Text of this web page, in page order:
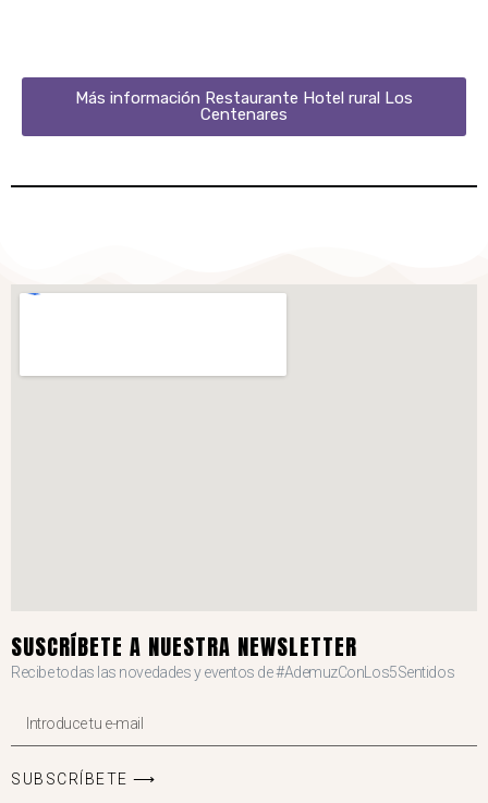
Más información Restaurante Hotel rural Los
Centenares
SUSCRÍBETE A NUESTRA NEWSLETTER
Recibe todas las novedades y eventos de #AdemuzConLos5Sentidos
SUBSCRÍBETE ⟶